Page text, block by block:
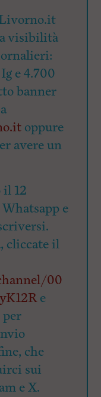
visibilità
e 4.700
banner
oppure
avere un
12
e
cliccate il
00
e
per
che
sui
e X.